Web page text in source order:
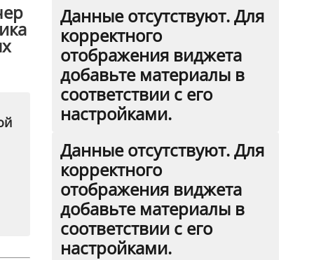
Данные отсутствуют. Для
корректного
отображения виджета
добавьте материалы в
соответствии с его
настройками.
Данные отсутствуют. Для
корректного
отображения виджета
добавьте материалы в
соответствии с его
настройками.